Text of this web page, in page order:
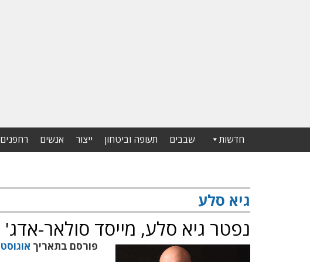
חדשות שבבים תעופה וביטחון ייצור אנשים רחפנים
גיא סלע
נפטר גיא סלע, מייסד סולאר-אדג'
פורסם בתאריך אוגוסט 25, 2019